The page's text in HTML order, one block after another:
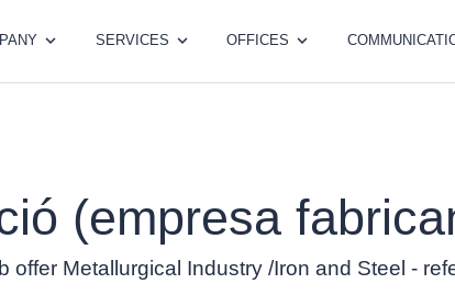
SERVICES OFFICES
(empresa
offer Metallurgical Industry /Iron and Steel -